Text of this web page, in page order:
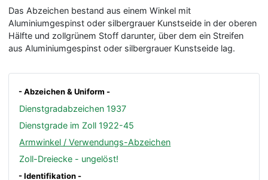
- Abzeichen & Uniform -
Dienstgradabzeichen 1937
Dienstgrade im Zoll 1922-45
Armwinkel / Verwendungs-Abzeichen
Zoll-Dreiecke - ungelöst!
- Identifikation -
Das Abzeichen bestand aus einem Winkel mit
Aluminiumgespinst oder silbergrauer Kunstseide in der oberen
Hälfte und zollgrünem Stoff darunter, über dem ein Streifen
aus Aluminiumgespinst oder silbergrauer Kunstseide lag.